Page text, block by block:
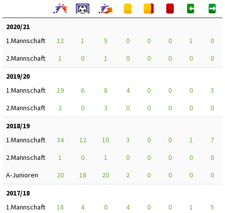
2020/21
1.Mannschaft
12 1 5 0 0 0 1
0
2.Mannschaft
1 0 1 0 0 0 0
0
2019/20
1.Mannschaft
19 6 8 4 0 0 0
3
2.Mannschaft
2 0 3 0 0 0 0
0
2018/19
1.Mannschaft
34 12 10 3 0 0 1
7
2.Mannschaft
1 0 1 0 0 0 0
0
A-Junioren
20 18 20 2 0 0 0
0
2017/18
1.Mannschaft
18 4 0 4 0 0 1
5